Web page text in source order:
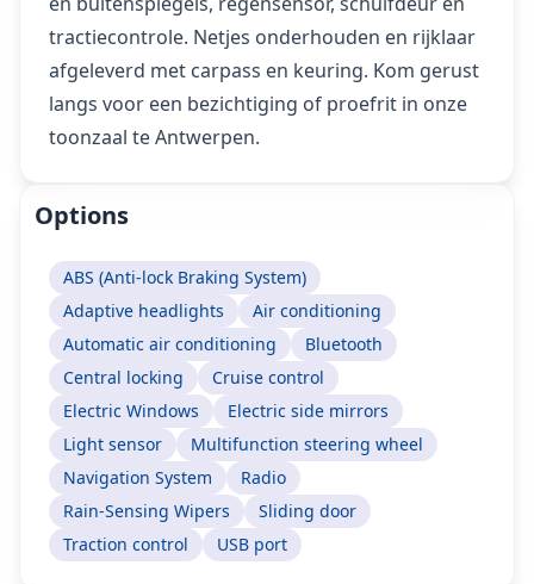
tractiecontrole. Netjes onderhouden en rijklaar
afgeleverd met carpass en keuring. Kom gerust
langs voor een bezichtiging of proefrit in onze
toonzaal te Antwerpen.
Options
ABS (Anti-lock Braking System)
Adaptive headlights
Air conditioning
Automatic air conditioning
Bluetooth
Central locking
Cruise control
Electric Windows
Electric side mirrors
Light sensor
Multifunction steering wheel
Navigation System
Radio
Rain-Sensing Wipers
Sliding door
Traction control
USB port